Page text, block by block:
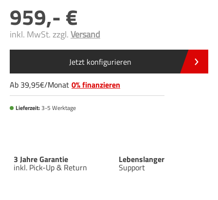
959,-
inkl. MwSt. zzgl.Versand
Jetzt konfigurieren
Ab 39,95 /Monat 0% finanzieren
Lieferzeit:3-5 Werktage
3 Jahre Garantie
inkl. Pick-Up & Return
Lebenslanger
Support